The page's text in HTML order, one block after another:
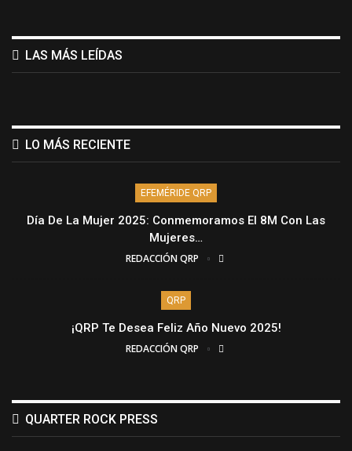
LAS MÁS LEÍDAS
LO MÁS RECIENTE
EFEMÉRIDE QRP
Día De La Mujer 2025: Conmemoramos El 8M Con Las
Mujeres…
REDACCIÓN QRP
QRP
¡QRP Te Desea Feliz Año Nuevo 2025!
REDACCIÓN QRP
QUARTER ROCK PRESS